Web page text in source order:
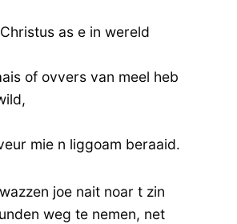
as e in wereld
of ovvers van meel heb
mie n liggoam beraaid.
joe nait noar t zin
weg te nemen, net